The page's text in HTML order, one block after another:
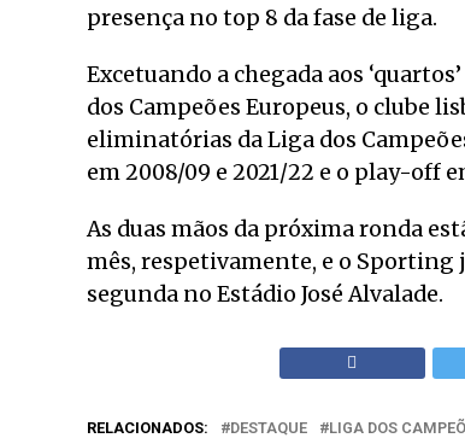
presença no top 8 da fase de liga.
Excetuando a chegada aos
dos Campeões Europeus, o clube
eliminatórias da Liga dos
em 2008/09 e 2021/22 e o play-off
As duas mãos da próxima ronda
mês, respetivamente, e o Sporting
segunda no Estádio José Alvalade.
RELACIONADOS: DESTAQUE LIGA DOS